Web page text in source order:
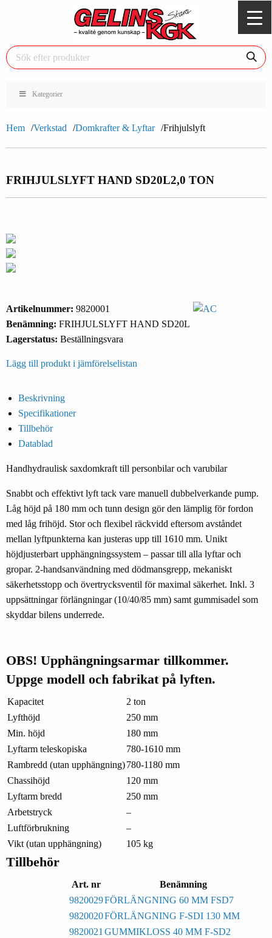
Kategorier
Hem Verkstad Domkrafter & Lyftar Frihjulslyft
FRIHJULSLYFT HAND SD20L2,0 TON
Artikelnummer: 9820001
Benämning: FRIHJULSLYFT HAND SD20L
Lagerstatus: Beställningsvara
Lägg till produkt i jämförelselistan
Beskrivning
Specifikationer
Tillbehör
Datablad
Handhydraulisk saxdomkraft till personbilar och varubilar
Snabbt och effektivt lyft tack vare manuell dubbelverkande pump.
Låg höjd på 180 mm och tunn design gör den lämplig för fordon
med låg frihöjd. Stor och flexibel räckvidd eftersom avståndet
mellan lyftpunkterna kan justeras upp till 1610 mm. Unikt
höjdjusterbart upphängningssystem – passar till alla lyftar och
gropar. 2-handsanvändning med dödmansgrepp, mekaniskt
säkerhetsstopp och övertrycksventil för maximal säkerhet. Inkl. 3
uppsättningar förlängningar (10/40/85 mm) samt gummisadel som
skyddar bilens underrede.
OBS! Upphängningsarmar tillkommer.
Uppge modell och fabrikat på lyften.
Kapacitet
2 ton
Lyfthöjd
250 mm
Min. höjd
180 mm
Lyftarm teleskopiska
780-1610 mm
Rambredd (utan upphängning)780-1180 mm
Chassihöjd
120 mm
Lyftarm bredd
250 mm
Arbetstryck
–
Luftförbrukning
–
Vikt (utan upphängning)
105 kg
Tillbehör
Art. nr
Benämning
9820029FÖRLÄNGNING 60 MM FSD7
9820020FÖRLÄNGNING F-SDI 130 MM
9820021 GUMMIKLOSS 40 MM F-SD2